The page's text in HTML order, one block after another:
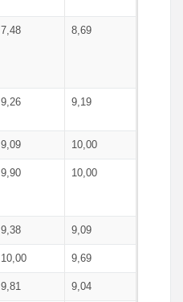
7,48 8,69
9,26 9,19
9,09 10,00
9,90 10,00
9,38 9,09
10,00 9,69
9,81 9,04